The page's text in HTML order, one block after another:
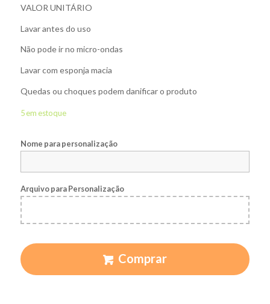
VALOR UNITÁRIO
Lavar antes do uso
Não pode ir no micro-ondas
Lavar com esponja macia
Quedas ou choques podem danificar o produto
5 em estoque
Nome para personalização
Arquivo para Personalização
Comprar